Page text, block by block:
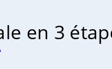
en 3